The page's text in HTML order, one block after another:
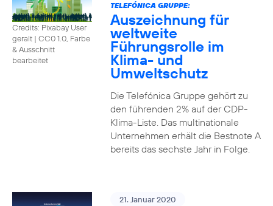
Credits: Pixabay User
geralt | CC0 1.0, Farbe
& Ausschnitt
bearbeitet
TELEFÓNICA GRUPPE:
Auszeichnung für
weltweite
Führungsrolle im
Klima- und
Umweltschutz
Die Telefónica Gruppe gehört zu
den führenden 2% auf der CDP-
Klima-Liste. Das multinationale
Unternehmen erhält die Bestnote A
bereits das sechste Jahr in Folge.
21. Januar 2020